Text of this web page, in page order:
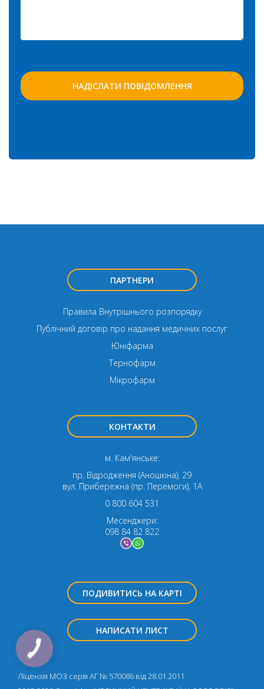
ПАРТНЕРИ
Правила Внутрішнього розпорядку
Публічний договір про надання медичних послуг
Юніфарма
Тернофарм
Мікрофарм
КОНТАКТИ
м. Кам'янське:
пр. Відродження (Аношкіна), 29
вул. Прибережна (пр. Перемоги), 1А
0 800 604 531
Месенджери:
098 84 82 822
ПОДИВИТИСЬ НА КАРТІ
НАПИСАТИ ЛИСТ
Ліцензія МОЗ серія АГ № 570086 від 28.01.2011